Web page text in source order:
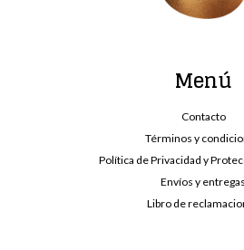
Menú
Contacto
Términos y
Política de Privacidad y
Envíos y entregas
Libro de